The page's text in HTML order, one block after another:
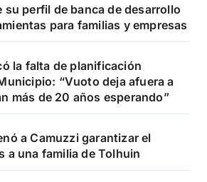
su perfil de banca de desarrollo
para familias y empresas
la falta de planificación
“Vuoto deja afuera a
más de 20 años esperando”
a Camuzzi garantizar el
a una familia de Tolhuin